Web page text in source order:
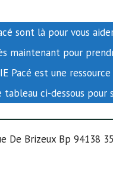
sont là pour vous
maintenant pour
Pacé est une
tableau ci-dessous pour
De Brizeux Bp 94138